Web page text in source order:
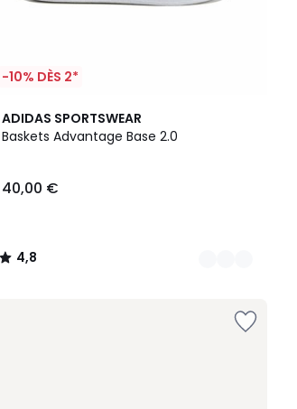
-10% DÈS 2*
ADIDAS SPORTSWEAR
Baskets Advantage Base 2.0
40,00 €
4,8
/ 5
3
Couleurs
4,8
/